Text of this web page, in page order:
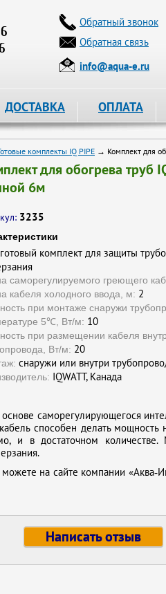
Обратный звонок
Обратная связь
info@aqua-e.ru
ДОСТАВКА ОПЛАТА
комплекты IQ PIPE → Комплект для
для обогрева труб
6м
3235
готовый комплект для защиты
саморегулируемого греющего
кабеля холодного ввода, м: 2
при монтаже снаружи
5℃, Вт/м: 10
при размещении кабеля
Вт/м: 20
снаружи или внутри
IQWATT, Канада
саморегулирующегося
способен делать мощность
и в достаточном
на сайте компании
Написать отзыв